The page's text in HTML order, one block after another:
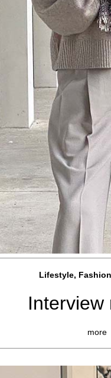
Lifestyle, Fashio
Interview
more